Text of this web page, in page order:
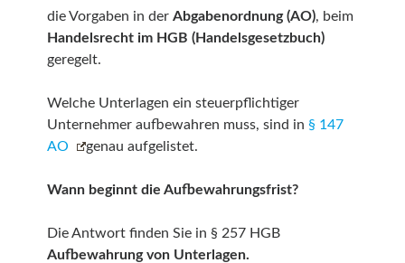
die Vorgaben in der Abgabenordnung (AO), beim
Handelsrecht im HGB (Handelsgesetzbuch)
geregelt.
Welche Unterlagen ein steuerpflichtiger
Unternehmer aufbewahren muss, sind in § 147
AO
genau aufgelistet.
Wann beginnt die Aufbewahrungsfrist?
Die Antwort finden Sie in § 257 HGB
Aufbewahrung von Unterlagen.